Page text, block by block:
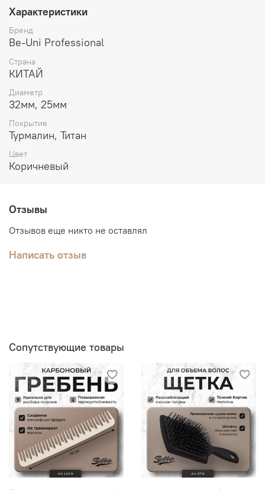
коричневый
покрытием коричневый
Фен Спа Интенс 2200-2400W, цвет коричневый
Характеристики
Бренд
Be-Uni Professional
Страна
КИТАЙ
Диаметр
32мм, 25мм
Покрытие
Турмалин, Титан
Цвет
Коричневый
Отзывы
Отзывов еще никто не оставлял
Написать отзыв
Сопутствующие товары